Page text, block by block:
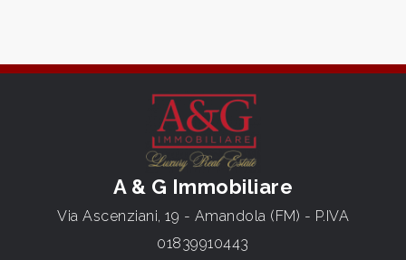
A & G Immobiliare
Via Ascenziani, 19 - Amandola (FM) - P.IVA
01839910443